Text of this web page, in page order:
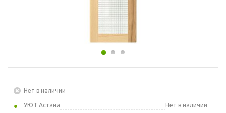
Нет в наличии
УЮТ Астана
Нет в наличии